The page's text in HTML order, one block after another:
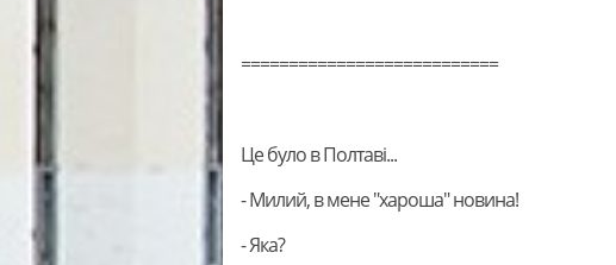
===========================
Це було в Полтаві...
- Милий, в мене "хароша" новина!
- Яка?